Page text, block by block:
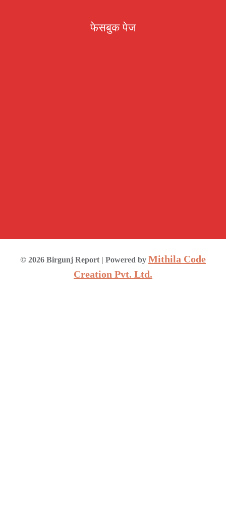
फेसबुक पेज
© 2026 Birgunj Report | Powered by Mithila Code
Creation Pvt. Ltd.